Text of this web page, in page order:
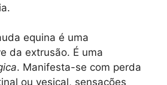
equina é uma
da extrusão. É uma
. Manifesta-se com perda
ou vesical, sensações